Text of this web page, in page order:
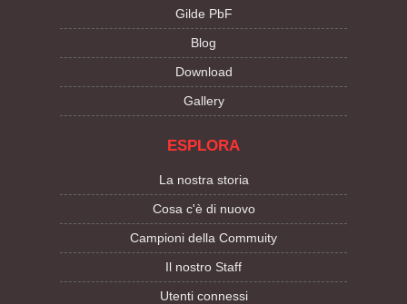
Gilde PbF
Blog
Download
Gallery
ESPLORA
La nostra storia
Cosa c'è di nuovo
Campioni della Commuity
Il nostro Staff
Utenti connessi